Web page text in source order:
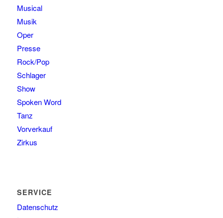
Musical
Musik
Oper
Presse
Rock/Pop
Schlager
Show
Spoken Word
Tanz
Vorverkauf
Zirkus
SERVICE
Datenschutz